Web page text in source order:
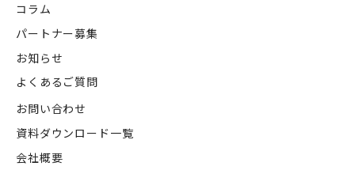
コラム
パートナー募集
お知らせ
よくあるご質問
お問い合わせ
資料ダウンロード一覧
会社概要